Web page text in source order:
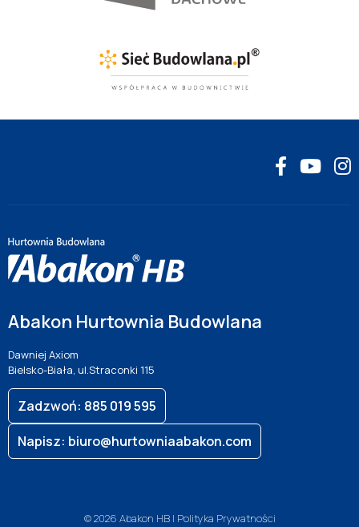
Abakon Hurtownia Budowlana
Dawniej Axiom
Bielsko-Biała, ul.Straconki 115
Zadzwoń: 885 019 595
Napisz: biuro@hurtowniaabakon.com
© 2026 Abakon HB | Polityka Prywatności